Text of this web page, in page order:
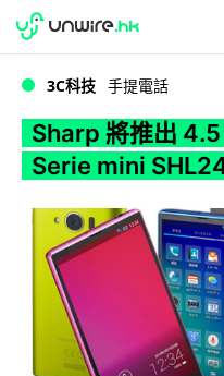
WWDC 2026
3C科技 手提電話
Sharp 將推出
Serie mini